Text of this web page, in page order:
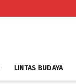
LINTAS BUDAYA